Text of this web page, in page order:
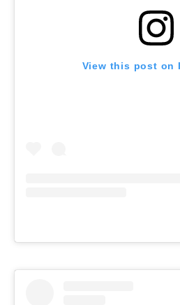
View this post on